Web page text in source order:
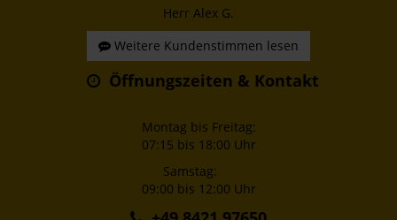
Herr Alex G.
Weitere Kundenstimmen lesen
Öffnungszeiten & Kontakt
Montag bis Freitag:
07:15 bis 18:00 Uhr
Samstag:
09:00 bis 12:00 Uhr